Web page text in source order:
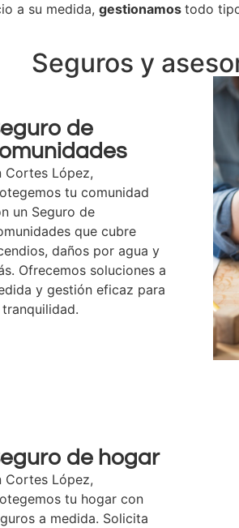
a su medida, gestionamos todo
Seguros y
de
Cortes López,
tu comunidad
un Seguro de
que cubre
daños por agua y
Ofrecemos soluciones a
y gestión eficaz para
de hogar
Cortes López,
tu hogar con
a medida. Solicita